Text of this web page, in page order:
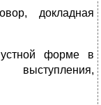
докладная
форме в